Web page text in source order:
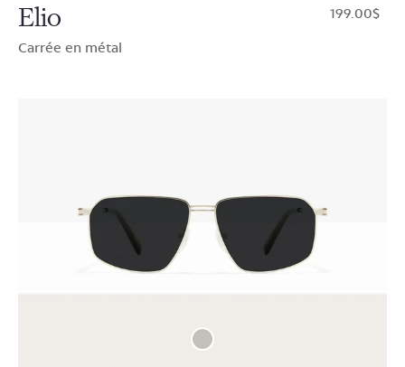
Elio
Carrée en métal
$199.00